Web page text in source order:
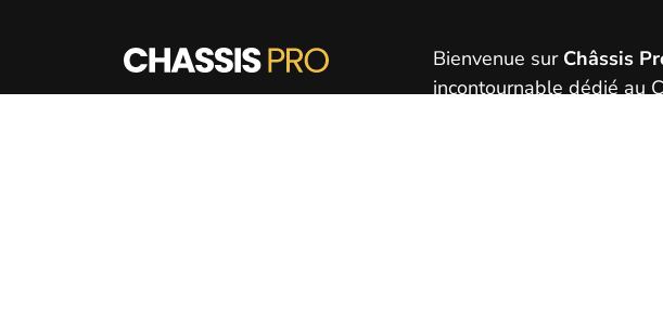
Bienvenue sur Châssis
incontournable dédié au